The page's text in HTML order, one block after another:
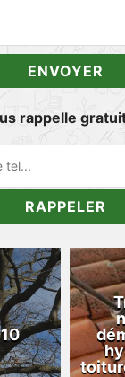
rappelle